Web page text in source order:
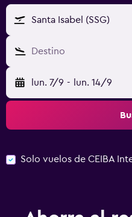
Santa Isabel (SSG)
Destino
lun. 7/9 - lun. 14/9
Solo vuelos de CEIBA